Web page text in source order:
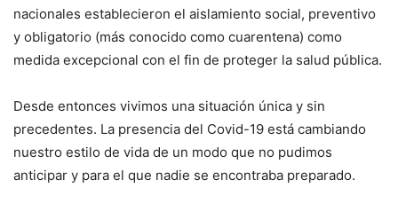
nacionales establecieron el aislamiento social, preventivo
y obligatorio (más conocido como cuarentena) como
medida excepcional con el fin de proteger la salud pública.
Desde entonces vivimos una situación única y sin
precedentes. La presencia del Covid-19 está cambiando
nuestro estilo de vida de un modo que no pudimos
anticipar y para el que nadie se encontraba preparado.